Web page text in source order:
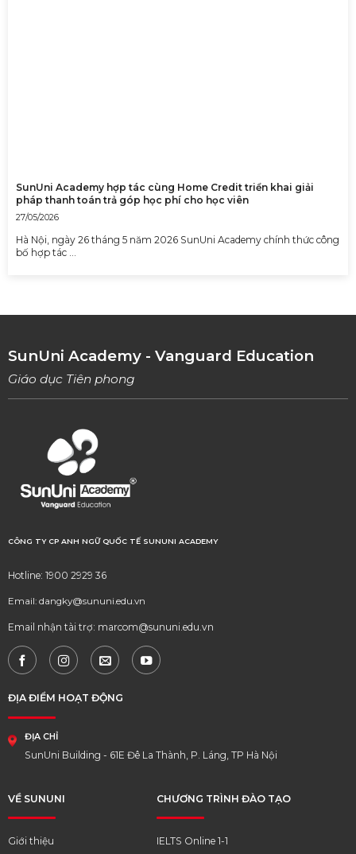
SunUni Academy hợp tác cùng Home Credit triển khai giải
pháp thanh toán trả góp học phí cho học viên
27/05/2026
Hà Nội, ngày 26 tháng 5 năm 2026 SunUni Academy chính thức công
bố hợp tác …
SunUni Academy - Vanguard Education
Giáo dục Tiên phong
CÔNG TY CP ANH NGỮ QUỐC TẾ SUNUNI ACADEMY
Hotline: 1900 2929 36
Email: dangky@sununi.edu.vn
Email nhận tài trợ: marcom@sununi.edu.vn
VỀ SUNUNI
Giới thiệu
ĐỊA ĐIỂM HOẠT ĐỘNG
ĐỊA CHỈ
SunUni Building - 61E Đê La Thành, P. Láng, TP Hà Nội
CHƯƠNG TRÌNH ĐÀO TẠO
IELTS Online 1-1